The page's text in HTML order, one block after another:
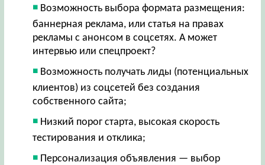
Возможность выбора формата размещения:
баннерная реклама, или статья на правах
рекламы с анонсом в соцсетях. А может
интервью или спецпроект?
Возможность получать лиды (потенциальных
клиентов) из соцсетей без создания
собственного сайта;
Низкий порог старта, высокая скорость
тестирования и отклика;
Персонализация объявления — выбор